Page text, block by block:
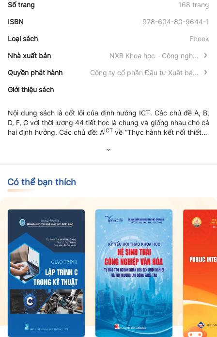
Số trang 168 trang
ISBN 978-604-80-9644-1
Loại sách Ebook
Nhà xuất bản
NXB Khoa học - Công nghệ -
Quyền phát hành
Công ty cổ phần Đầu tư Xuất bản -
Giới thiệu sách
Nội dung sách là cốt lõi của định hướng ICT. Các chủ đề A, B,
D, F, G với thời lượng 44 tiết học là chung và giống nhau cho cả
hai định hướng. Các chủ đề: AICT về “Thực hành kết nối thiết bị
dành riêng cho định hướng Tin học ứng dụng với thời lượng 20
Có thể bạn thích